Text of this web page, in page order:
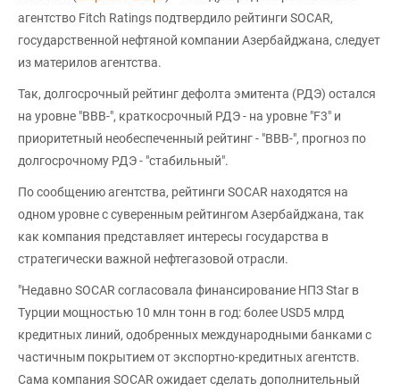
агентство Fitch Ratings подтвердило рейтинги SOCAR,
государственной нефтяной компании Азербайджана, следует
из материлов агентства.
Так, долгосрочный рейтинг дефолта эмитента (РДЭ) остался
на уровне "BBB-", краткосрочный РДЭ - на уровне "F3" и
приоритетный необеспеченный рейтинг - "BBB-", прогноз по
долгосрочному РДЭ - "стабильный".
По сообщению агентства, рейтинги SOCAR находятся на
одном уровне с суверенным рейтингом Азербайджана, так
как компания представляет интересы государства в
стратегически важной нефтегазовой отрасли.
"Недавно SOCAR согласовала финансирование НПЗ Star в
Турции мощностью 10 млн тонн в год: более USD5 млрд
кредитных линий, одобренных международными банками с
частичным покрытием от экспортно-кредитных агентств.
Сама компания SOCAR ожидает сделать дополнительный